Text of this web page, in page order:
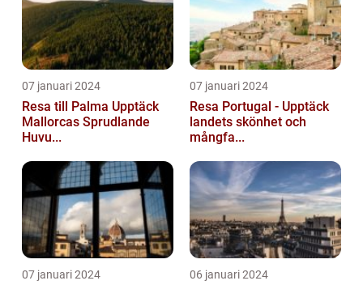
07 januari 2024
Resa till Palma Upptäck
Mallorcas Sprudlande
Huvu...
07 januari 2024
Resa Portugal - Upptäck
landets skönhet och
mångfa...
07 januari 2024 06 januari 2024